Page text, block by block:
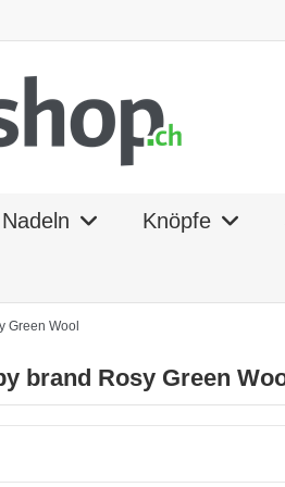
Nadeln Knöpfe
Green Wool
brand Rosy Green